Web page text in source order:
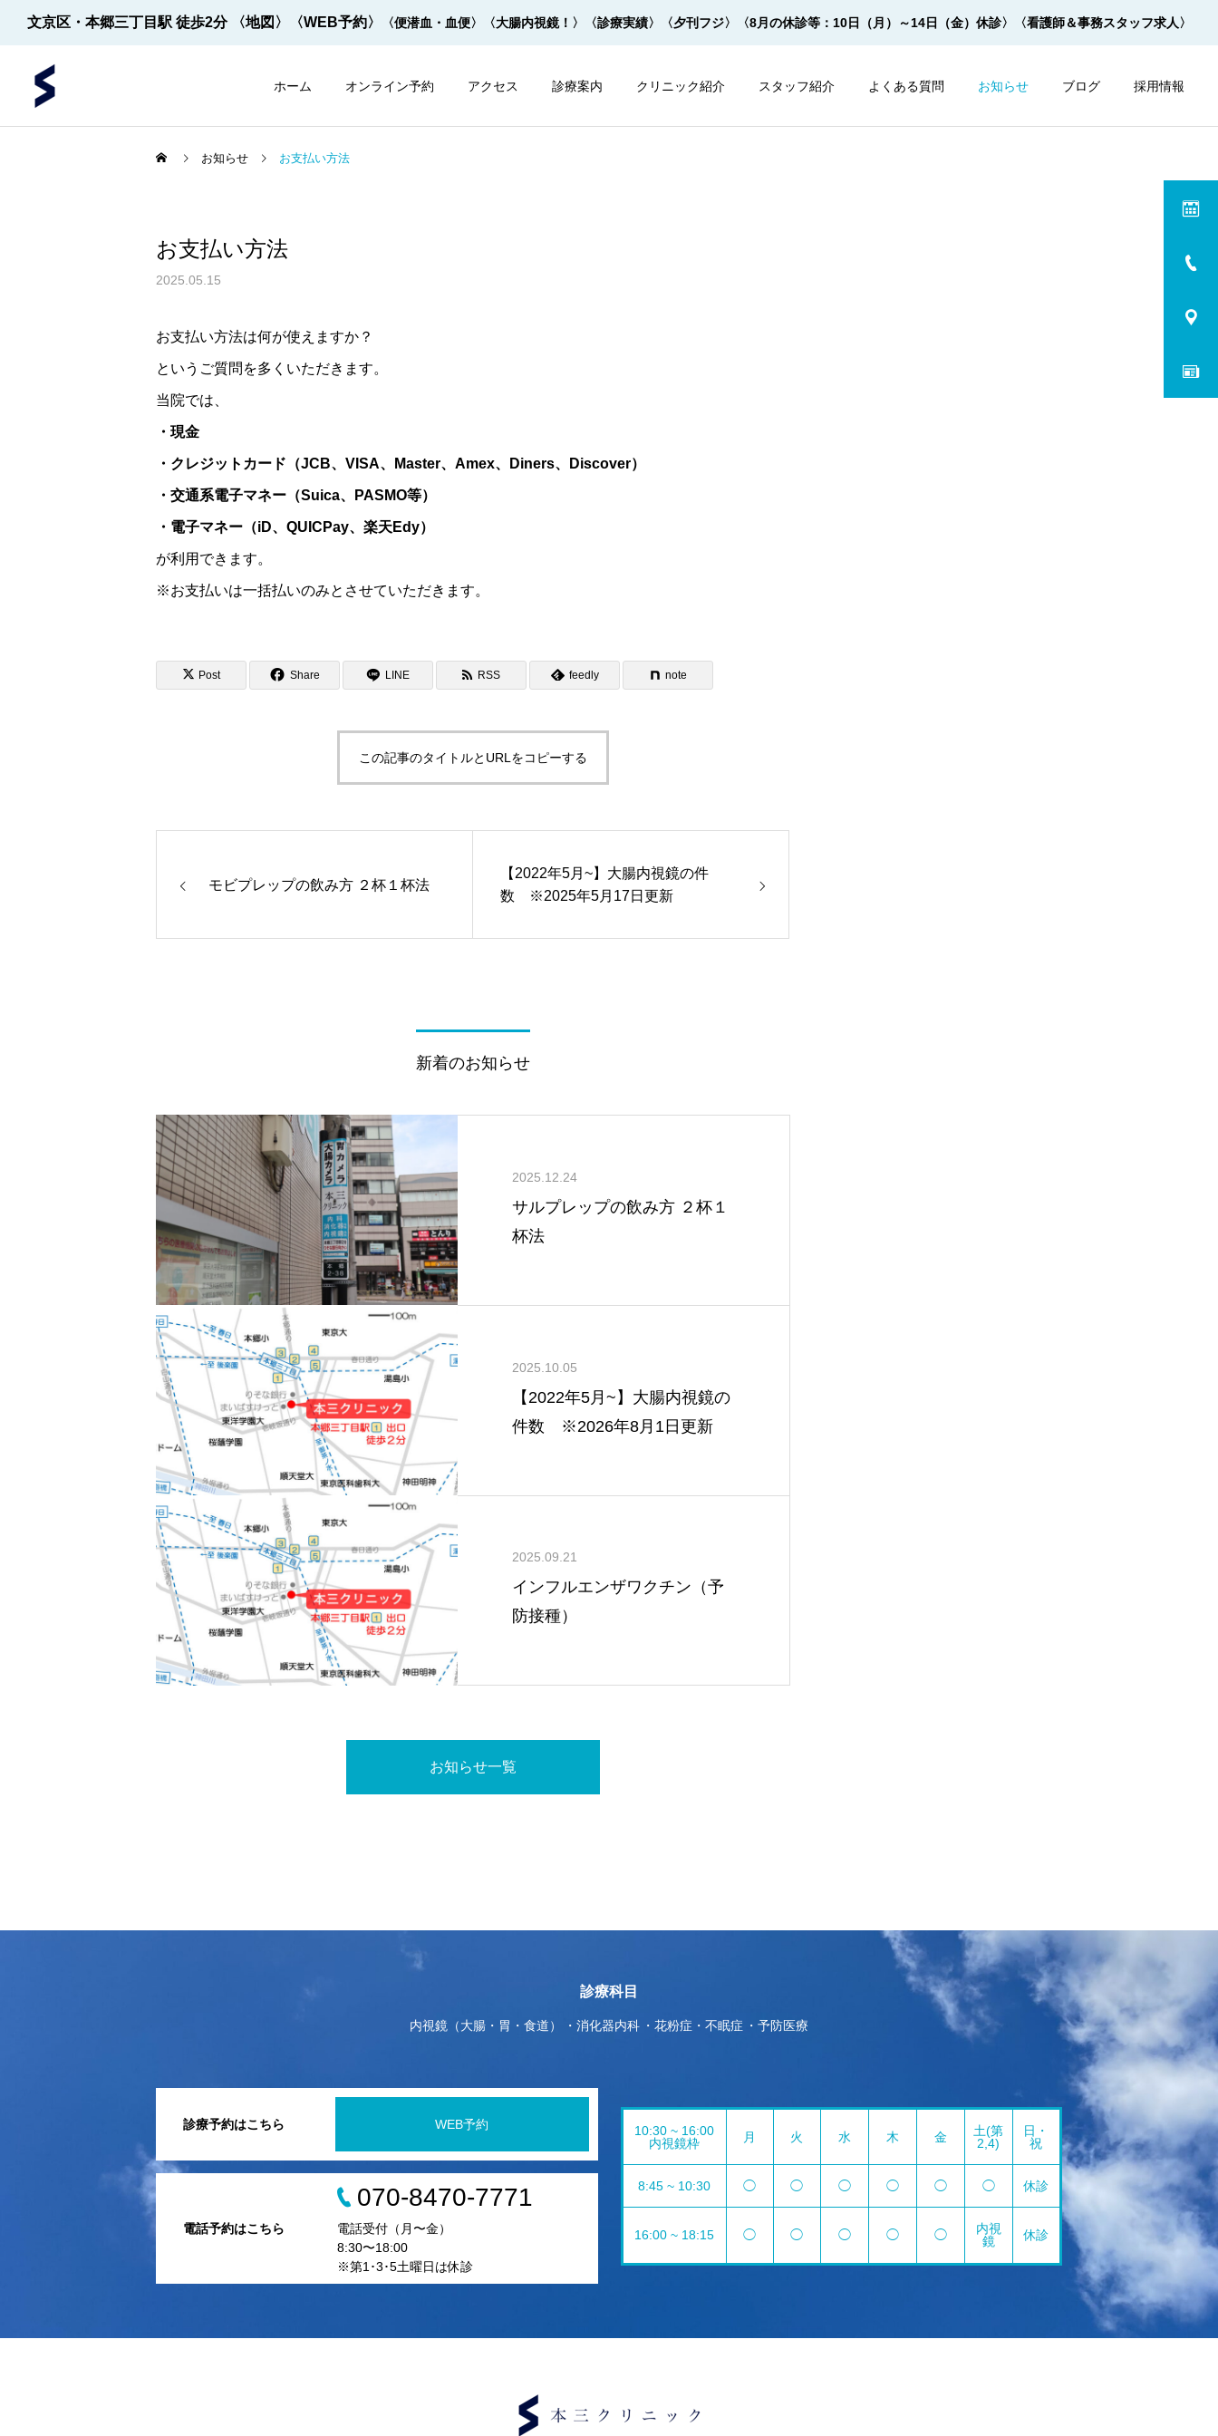
文京区・本郷三丁目駅 徒歩2分 〈地図〉 〈WEB予約〉 〈便潜血・血便〉 〈大腸内視鏡！〉 〈診療実績〉 〈夕刊フジ〉 〈8月の休診等：10日（月）～14日（金）休診〉 〈看護師＆事務スタッフ求人〉
ホーム オンライン予約 アクセス 診療案内 クリニック紹介 スタッフ紹介 よくある質問 お知らせ ブログ 採用情報
鏡の件数 ※2026年8月1
日更新
モビプレップの飲み方 ２杯
お知らせ お支払い方法
お支払い方法
2025.05.15
お支払い方法は何が使えますか？
というご質問を多くいただきます。
当院では、
・現金
・クレジットカード（JCB、VISA、Master、Amex、Diners、Discover）
・交通系電子マネー（Suica、PASMO等）
・電子マネー（iD、QUICPay、楽天Edy）
が利用できます。
※お支払いは一括払いのみとさせていただきます。
Post Share LINE RSS feedly note
この記事のタイトルとURLをコピーする
モビプレップの飲み方 ２杯１杯法
【2022年5月~】大腸内視鏡の件
数 ※2025年5月17日更新
新着のお知らせ
2025.12.24
サルプレップの飲み方 ２杯１
杯法
2025.10.05
【2022年5月~】大腸内視鏡の
件数 ※2026年8月1日更新
2025.09.21
インフルエンザワクチン（予
防接種）
お知らせ一覧
診療科目
内視鏡（大腸・胃・食道） 消化器内科 花粉症・不眠症 予防医療
診療予約はこちら WEB予約
電話予約はこちら
070-8470-7771
電話受付（月〜金）
8:30〜18:00
※第1･3･5土曜日は休診
10:30 ~ 16:00
内視鏡枠
月 火 水 木 金
土(第
2,4)
日・
祝
8:45 ~ 10:30 ◯ ◯ ◯ ◯ ◯ ◯ 休診
16:00 ~ 18:15 ◯ ◯ ◯ ◯ ◯
内視
鏡
休診